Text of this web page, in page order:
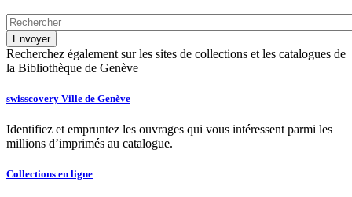
Recherchez également sur les sites de collections et les catalogues de
la Bibliothèque de Genève
swisscovery Ville de Genève
Identifiez et empruntez les ouvrages qui vous intéressent parmi les
millions d’imprimés au catalogue.
Collections en ligne